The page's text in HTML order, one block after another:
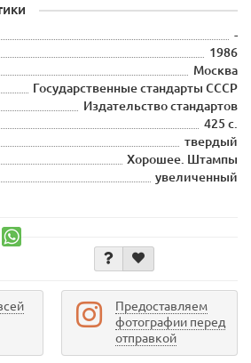
-
1986
Москва
Государственные стандарты СССР
Издательство стандартов
425 с.
твердый
Хорошее. Штампы
увеличенный
Предоставляем
фотографии перед
отправкой